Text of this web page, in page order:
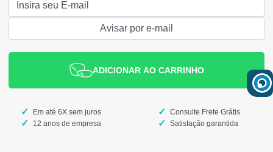
ADICIONAR AO CARRINHO
Em até 6X sem juros
12 anos de empresa
Consulte Frete Grátis
Satisfação garantida